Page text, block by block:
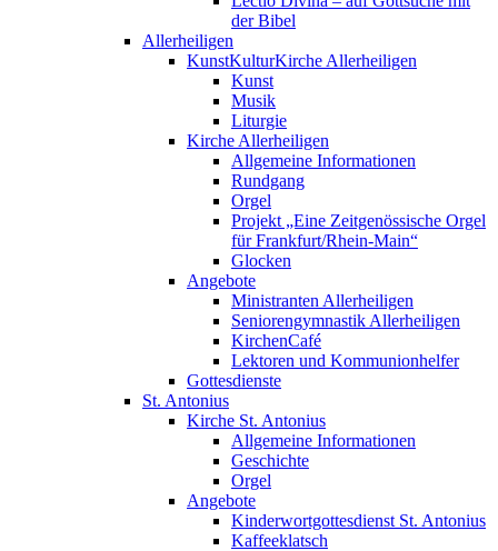
der Bibel
Allerheiligen
KunstKulturKirche Allerheiligen
Kunst
Musik
Liturgie
Kirche Allerheiligen
Allgemeine Informationen
Rundgang
Orgel
Projekt „Eine Zeitgenössische Orgel
für Frankfurt/Rhein-Main“
Glocken
Angebote
Ministranten Allerheiligen
Seniorengymnastik Allerheiligen
KirchenCafé
Lektoren und Kommunionhelfer
Gottesdienste
St. Antonius
Kirche St. Antonius
Allgemeine Informationen
Geschichte
Orgel
Angebote
Kinderwortgottesdienst St. Antonius
Kaffeeklatsch